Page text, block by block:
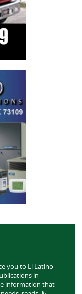
you to El Latino
in
information that